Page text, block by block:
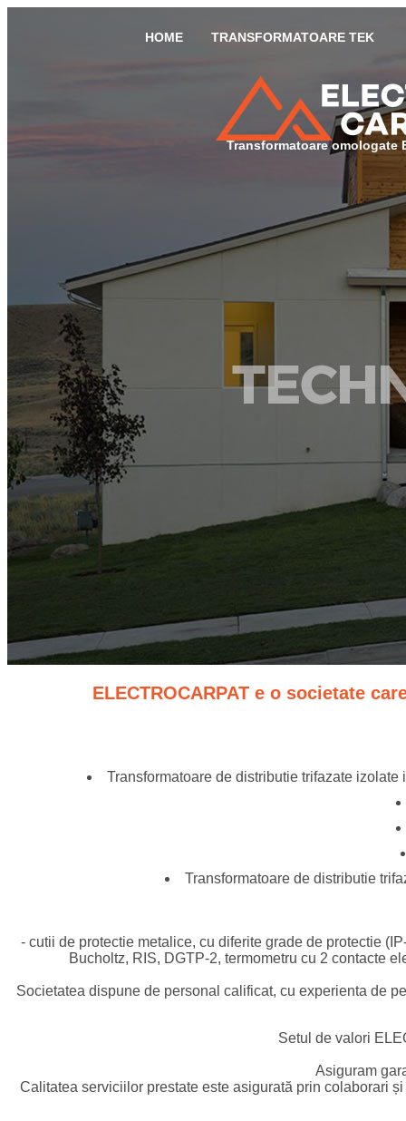
HOME TRANSFORMATOARE TEK
Transformatoare omologate
ELECTROCARPAT e o societate
Transformatoare de distributie trifazate
Transformatoare de distributie
- cutii de protectie metalice, cu diferite grade de protectie
Bucholtz, RIS, DGTP-2, termometru cu 2 contacte
Societatea dispune de personal calificat, cu experienta de
Setul de valori
Asiguram
Calitatea serviciilor prestate este asigurată prin colaborari